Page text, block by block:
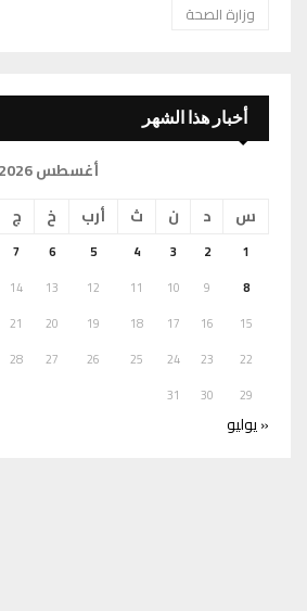
وزارة الصحة
أخبار هذا الشهر
أغسطس 2026
س
د ن ث أرب خ ج
1
2
3
4
5
6
7
8
9
10
11
12
13
14
15
16
17
18
19
20
21
22
23
24
25
26
27
28
29
30
31
« يوليو